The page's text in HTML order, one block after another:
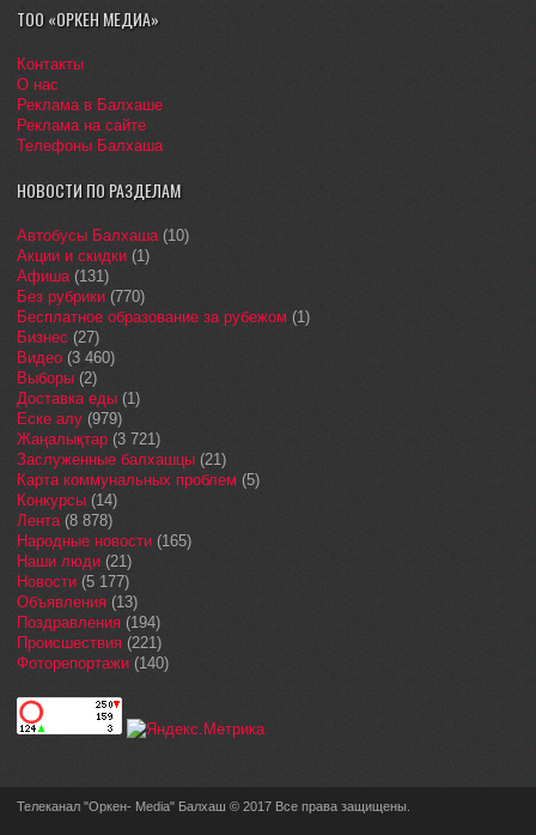
ТОО «ОРКЕН МЕДИА»
Контакты
О нас
Реклама в Балхаше
Реклама на сайте
Телефоны Балхаша
НОВОСТИ ПО РАЗДЕЛАМ
Автобусы Балхаша(10)
Акции и скидки (1)
Афиша(131)
Без рубрики (770)
Бесплатное образование за рубежом (1)
Бизнес (27)
Видео (3 460)
Выборы (2)
Доставка еды (1)
Еске алу (979)
Жаңалықтар (3 721)
Заслуженные балхашцы (21)
Карта коммунальных проблем (5)
Конкурсы (14)
Лента(8 878)
Народные новости (165)
Наши люди (21)
Новости (5 177)
Объявления (13)
Поздравления (194)
Происшествия (221)
Фоторепортажи (140)
Телеканал "Оркен- Media" Балхаш © 2017 Все права защищены.